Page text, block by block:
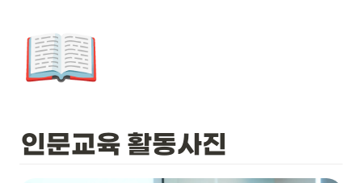
📖
인문교육 활동사진